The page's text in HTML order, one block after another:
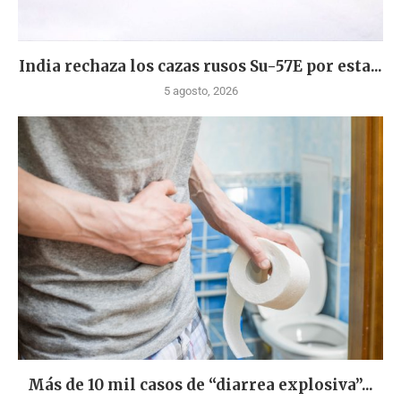
India rechaza los cazas rusos Su-57E por esta...
5 agosto, 2026
Más de 10 mil casos de “diarrea explosiva”...